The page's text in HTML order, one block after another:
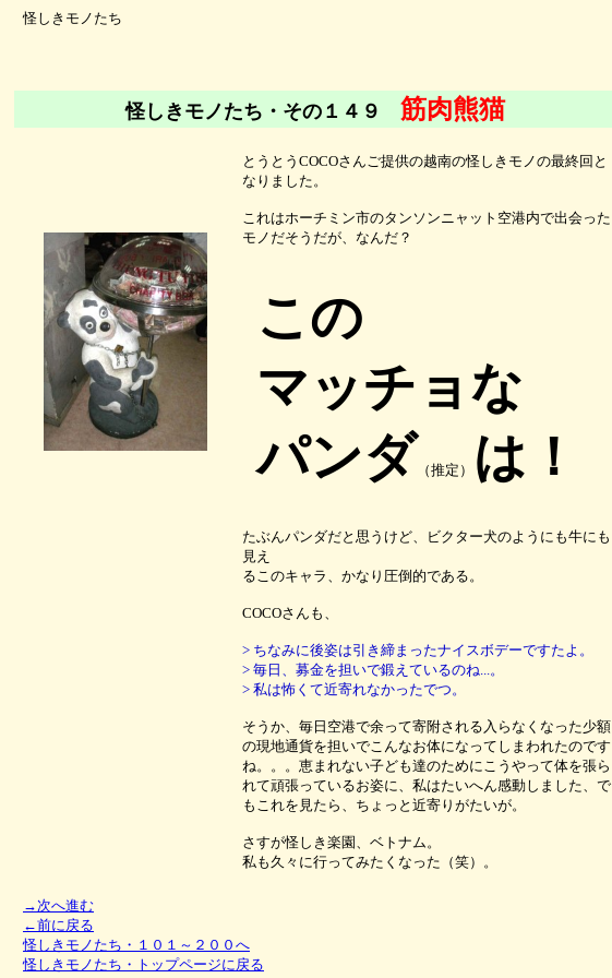
怪しきモノたち
怪しきモノたち・その１４９ 筋肉熊猫
とうとうCOCOさんご提供の越南の怪しきモノの最終回と
なりました。
これはホーチミン市のタンソンニャット空港内で出会った
モノだそうだが、なんだ？
この
マッチョな
パンダ （推定） は！
たぶんパンダだと思うけど、ビクター犬のようにも牛にも
見え
るこのキャラ、かなり圧倒的である。
COCOさんも、
> ちなみに後姿は引き締まったナイスボデーですたよ。
> 毎日、募金を担いで鍛えているのね...。
> 私は怖くて近寄れなかったでつ。
そうか、毎日空港で余って寄附される入らなくなった少額
の現地通貨を担いでこんなお体になってしまわれたのです
ね。。。恵まれない子ども達のためにこうやって体を張ら
れて頑張っているお姿に、私はたいへん感動しました、で
もこれを見たら、ちょっと近寄りがたいが。
さすが怪しき楽園 、ベトナム。
私も久々に行ってみたくなった（笑）。
→次へ進む
←前に戻る
怪しきモノたち・１０１～２００へ
怪しきモノたち・トップページに戻る